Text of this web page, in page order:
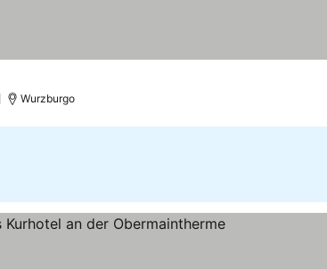
Wurzburgo